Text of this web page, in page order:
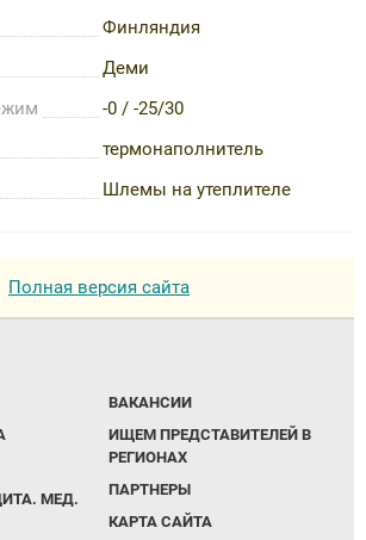
Финляндия
Деми
-0 / -25/30
термонаполнитель
Шлемы на утеплителе
Полная версия сайта
МЕД.
ВАКАНСИИ
ИЩЕМ ПРЕДСТАВИТЕЛЕЙ В
РЕГИОНАХ
ПАРТНЕРЫ
КАРТА САЙТА